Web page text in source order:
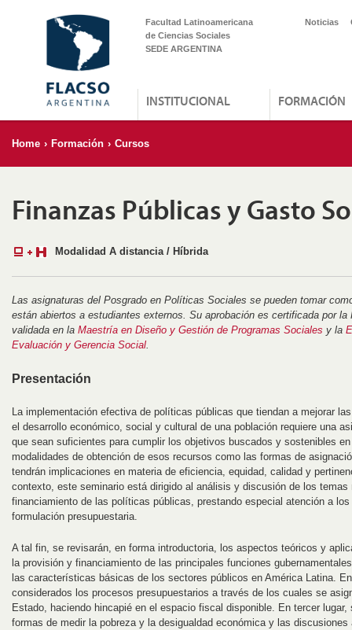
Facultad Latinoamericana
de Ciencias Sociales
SEDE ARGENTINA
Noticias
INSTITUCIONAL FORMACIÓN
Home › Formación › Cursos
Finanzas Públicas y Gasto
Modalidad A distancia / Híbrida
Las asignaturas del Posgrado en Políticas Sociales se pueden tomar
están abiertos a estudiantes externos. Su aprobación es certificada por
validada en la Maestría en Diseño y Gestión de Programas Sociales y la
Evaluación y Gerencia Social
Presentación
La implementación efectiva de políticas públicas que tiendan a mejorar
el desarrollo económico, social y cultural de una población requiere una
que sean suficientes para cumplir los objetivos buscados y sostenibles
modalidades de obtención de esos recursos como las formas de
tendrán implicaciones en materia de eficiencia, equidad, calidad y
contexto, este seminario está dirigido al análisis y discusión de los temas
financiamiento de las políticas públicas, prestando especial atención a
formulación presupuestaria.
A tal fin, se revisarán, en forma introductoria, los aspectos teóricos y
la provisión y financiamiento de las principales funciones
las características básicas de los sectores públicos en América Latina.
considerados los procesos presupuestarios a través de los cuales se
Estado, haciendo hincapié en el espacio fiscal disponible. En tercer
formas de medir la pobreza y la desigualdad económica y las